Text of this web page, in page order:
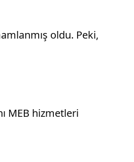
oldu. Peki,
MEB hizmetleri